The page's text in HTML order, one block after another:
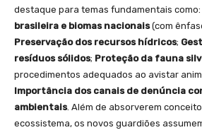
destaque para temas fundamentais como:
brasileira e biomas nacionais(com
Preservação dos recursos hídricos;
resíduos sólidos; Proteção da fauna
procedimentos adequados ao avistar
Importância dos canais de denúncia
ambientais. Além de absorverem
ecossistema, os novos guardiões